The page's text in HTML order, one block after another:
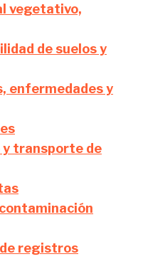
vegetativo,
de suelos y
enfermedades y
y transporte de
registros